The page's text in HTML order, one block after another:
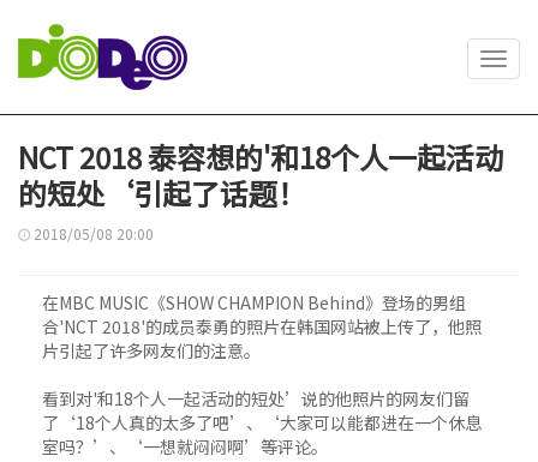
NCT 2018 泰容想的'和18个人一起活动
的短处‘引起了话题！
2018/05/08 20:00
在MBC MUSIC《SHOW CHAMPION Behind》登场的男组
合'NCT 2018'的成员泰勇的照片在韩国网站被上传了，他照
片引起了许多网友们的注意。
看到对'和18个人一起活动的短处’说的他照片的网友们留
了‘18个人真的太多了吧’、‘大家可以能都进在一个休息
室吗？’、‘一想就闷闷啊’等评论。